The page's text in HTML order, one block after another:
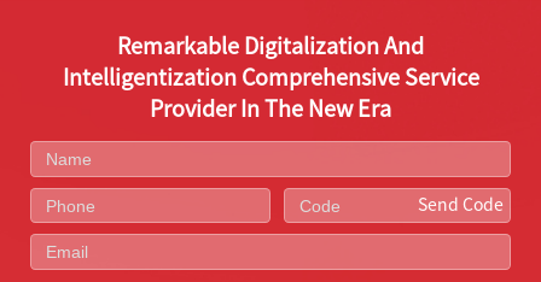
Remarkable Digitalization And
Intelligentization Comprehensive Service
Provider In The New Era
Send Code